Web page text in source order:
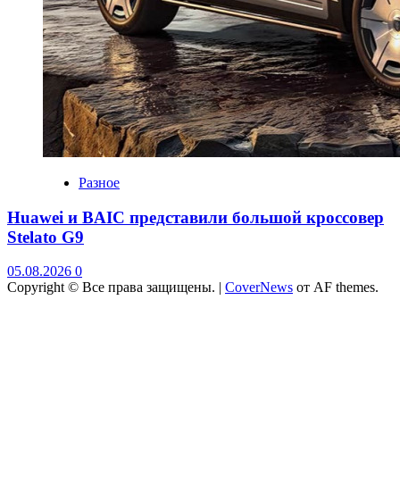
Разное
Huawei и BAIC представили большой кроссовер
Stelato G9
05.08.2026 0
Copyright © Все права защищены. | CoverNews от AF themes.